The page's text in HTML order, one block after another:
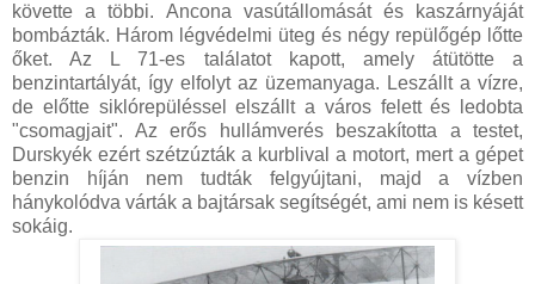
követte a többi. Ancona vasútállomását és kaszárnyáját
bombázták. Három légvédelmi üteg és négy repülőgép lőtte
őket. Az L 71-es találatot kapott, amely átütötte a
benzintartályát, így elfolyt az üzemanyaga. Leszállt a vízre,
de előtte siklórepüléssel elszállt a város felett és ledobta
"csomagjait". Az erős hullámverés beszakította a testet,
Durskyék ezért szétzúzták a kurblival a motort, mert a gépet
benzin híján nem tudták felgyújtani, majd a vízben
hánykolódva várták a bajtársak segítségét, ami nem is késett
sokáig.